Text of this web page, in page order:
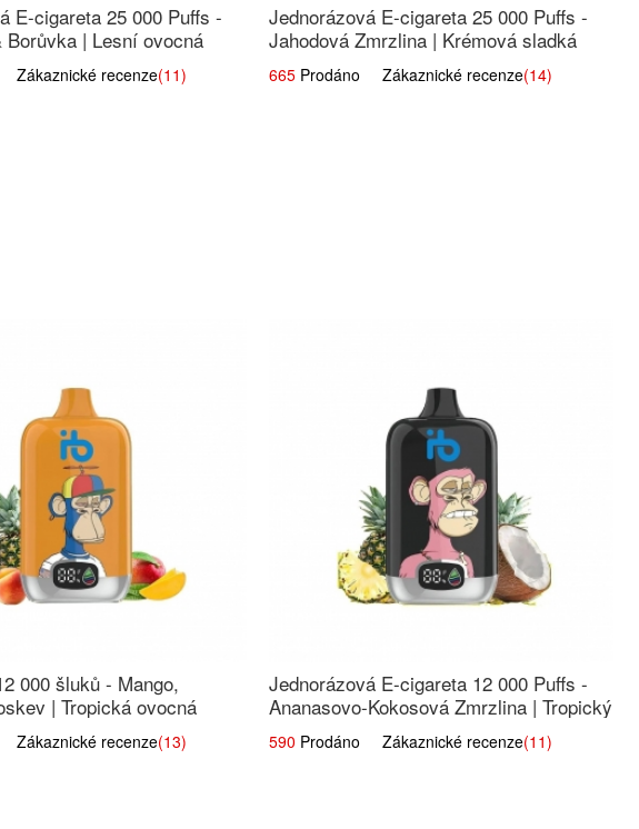
E-cigareta 25 000 Puffs -
Borůvka | Lesní ovocná
recenze(11)
Jednorázová E-cigareta 25 000 Puffs -
Jahodová Zmrzlina | Krémová sladká
příchuť
665 Prodáno Zákaznické recenze(14)
000 šluků - Mango,
| Tropická ovocná
recenze(13)
Jednorázová E-cigareta 12 000 Puffs -
Ananasovo-Kokosová Zmrzlina | Tropický
dezert
590 Prodáno Zákaznické recenze(11)